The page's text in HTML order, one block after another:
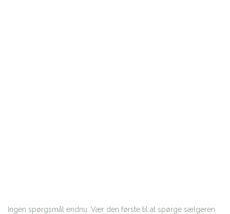
Ingen spørgsmål endnu. Vær den første til at spørge sælgeren.